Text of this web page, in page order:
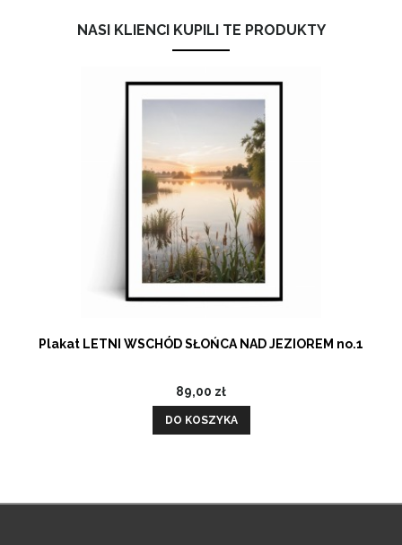
NASI KLIENCI KUPILI TE PRODUKTY
Plakat LETNI WSCHÓD SŁOŃCA NAD JEZIOREM no.1
89,00 zł
DO KOSZYKA